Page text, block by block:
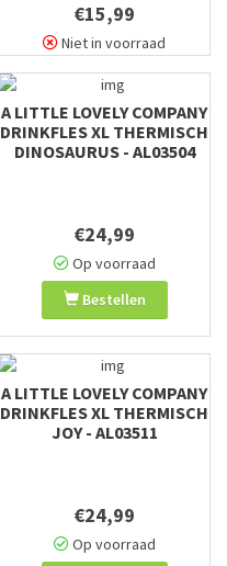
€15,99
Niet in voorraad
A LITTLE LOVELY COMPANY
DRINKFLES XL THERMISCH
DINOSAURUS - AL03504
€24,99
Op voorraad
Bestellen
A LITTLE LOVELY COMPANY
DRINKFLES XL THERMISCH
JOY - AL03511
€24,99
Op voorraad